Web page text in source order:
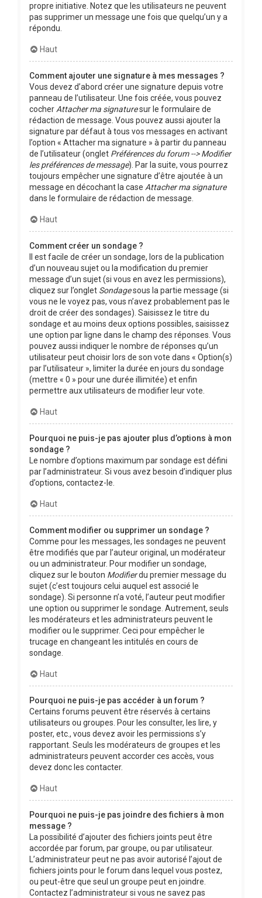
propre initiative. Notez que les utilisateurs ne peuvent
pas supprimer un message une fois que quelqu’un y a
répondu.
Haut
Comment ajouter une signature à mes messages ?
Vous devez d’abord créer une signature depuis votre
panneau de l’utilisateur. Une fois créée, vous pouvez
cocher Attacher ma signaturesur le formulaire de
rédaction de message. Vous pouvez aussi ajouter la
signature par défaut à tous vos messages en activant
l’option « Attacher ma signature » à partir du panneau
de l’utilisateur (onglet Préférences du forum --> Modifier
les préférences de message). Par la suite, vous pourrez
toujours empêcher une signature d’être ajoutée à un
message en décochant la case Attacher ma signature
dans le formulaire de rédaction de message.
Haut
Comment créer un sondage ?
Il est facile de créer un sondage, lors de la publication
d’un nouveau sujet ou la modification du premier
message d’un sujet (si vous en avez les permissions),
cliquez sur l’onglet Sondagesous la partie message (si
vous ne le voyez pas, vous n’avez probablement pas le
droit de créer des sondages). Saisissez le titre du
sondage et au moins deux options possibles, saisissez
une option par ligne dans le champ des réponses. Vous
pouvez aussi indiquer le nombre de réponses qu’un
utilisateur peut choisir lors de son vote dans « Option(s)
par l’utilisateur », limiter la durée en jours du sondage
(mettre « 0 » pour une durée illimitée) et enfin
permettre aux utilisateurs de modifier leur vote.
Haut
Pourquoi ne puis-je pas ajouter plus d’options à mon
sondage ?
Le nombre d’options maximum par sondage est défini
par l’administrateur. Si vous avez besoin d’indiquer plus
d’options, contactez-le.
Haut
Comment modifier ou supprimer un sondage ?
Comme pour les messages, les sondages ne peuvent
être modifiés que par l’auteur original, un modérateur
ou un administrateur. Pour modifier un sondage,
cliquez sur le bouton Modifierdu premier message du
sujet (c’est toujours celui auquel est associé le
sondage). Si personne n’a voté, l’auteur peut modifier
une option ou supprimer le sondage. Autrement, seuls
les modérateurs et les administrateurs peuvent le
modifier ou le supprimer. Ceci pour empêcher le
trucage en changeant les intitulés en cours de
sondage.
Haut
Pourquoi ne puis-je pas accéder à un forum ?
Certains forums peuvent être réservés à certains
utilisateurs ou groupes. Pour les consulter, les lire, y
poster, etc., vous devez avoir les permissions s’y
rapportant. Seuls les modérateurs de groupes et les
administrateurs peuvent accorder ces accès, vous
devez donc les contacter.
Haut
Pourquoi ne puis-je pas joindre des fichiers à mon
message ?
La possibilité d’ajouter des fichiers joints peut être
accordée par forum, par groupe, ou par utilisateur.
L’administrateur peut ne pas avoir autorisé l’ajout de
fichiers joints pour le forum dans lequel vous postez,
ou peut-être que seul un groupe peut en joindre.
Contactez l’administrateur si vous ne savez pas